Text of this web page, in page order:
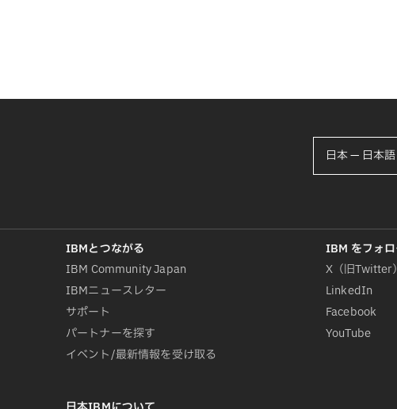
IBM Community Japan
IBMニュースレター
サポート
パートナーを探す
イベント/最新情報を受け取る
X（旧Twitter）
LinkedIn
Facebook
YouTube
日本 — 日本語